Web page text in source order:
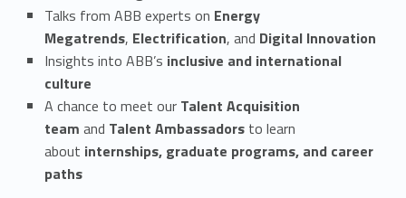
Talks from ABB experts on Energy
Megatrends, Electrification, and Digital Innovation
Insights into ABB’s inclusive and international
culture
A chance to meet our Talent Acquisition
team and Talent Ambassadorsto learn
about internships, graduate programs, and career
paths